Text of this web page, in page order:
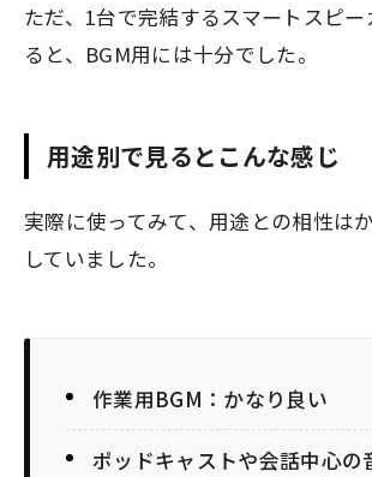
ただ、1台で完結するスマートスピ
ると、BGM用には十分でした。
用途別で見るとこんな感じ
実際に使ってみて、用途との相性は
していました。
作業用BGM：かなり良い
ポッドキャストや会話中心の